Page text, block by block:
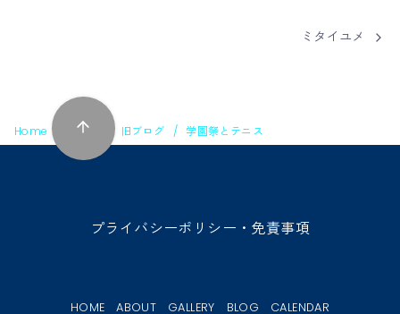
ミタイユメ
Home BLOG 旧ブログ 学園祭とテニス
プライバシーポリシー・免責事項
HOME ABOUT GALLERY BLOG CALENDAR